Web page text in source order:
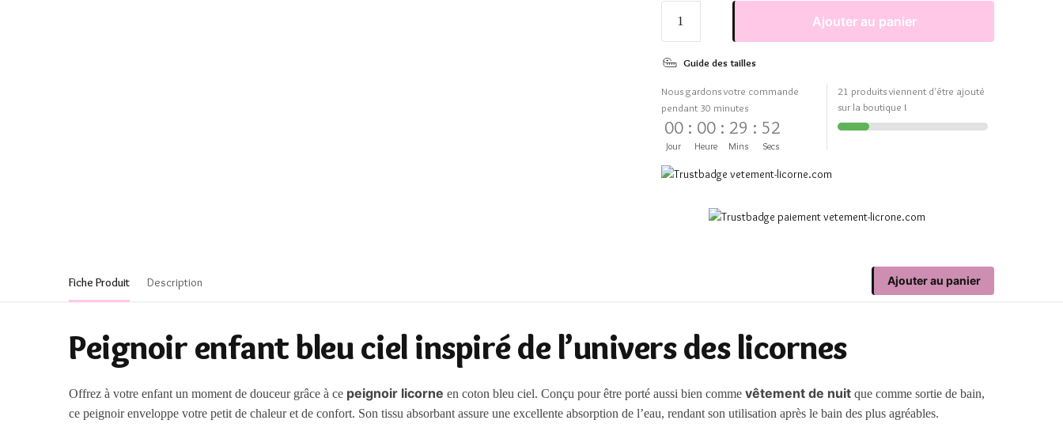
Ajouter au panier
Guide des tailles
Nous gardons votre commande
pendant 30 minutes
00
Jour
: 00
Heure
: 29
Mins
: 51
Secs
21 produits viennent d'être ajouté
sur la boutique !
Fiche Produit Description Ajouter au panier
Peignoir enfant bleu ciel inspiré de l’univers des licornes
Offrez à votre enfant un moment de douceur grâce à ce peignoir licorne en coton bleu ciel. Conçu pour être porté aussi bien commevêtement de nuit que comme sortie de bain,
ce peignoir enveloppe votre petit de chaleur et de confort. Son tissu absorbant assure une excellente absorption de l’eau, rendant son utilisation après le bain des plus agréables.